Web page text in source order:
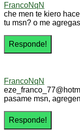
FrancoNqN
che men te kiero
tu msn? o me
FrancoNqN
pasame msn,